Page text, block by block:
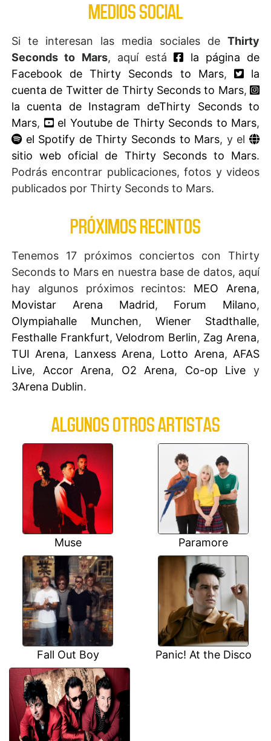
MEDIOS SOCIAL
Si te interesan las media sociales de Thirty
Seconds to Mars, aquí está
la página de
Facebook de Thirty Seconds to Mars,
la
cuenta de Twitter de Thirty Seconds to Mars,
la cuenta de Instagram deThirty Seconds to
Mars, el Youtube de Thirty Seconds to Mars,
el Spotify de Thirty Seconds to Mars, y el
sitio web oficial de Thirty Seconds to Mars.
Podrás encontrar publicaciones, fotos y videos
publicados por Thirty Seconds to Mars.
PRÓXIMOS RECINTOS
Tenemos 17 próximos conciertos con Thirty
Seconds to Mars en nuestra base de datos, aquí
hay algunos próximos recintos: MEO Arena,
Movistar Arena Madrid, Forum Milano,
Olympiahalle Munchen, Wiener Stadthalle,
Festhalle Frankfurt,Velodrom Berlin, Zag Arena,
TUI Arena, Lanxess Arena, Lotto Arena, AFAS
Live, Accor Arena, O2 Arena, Co-op Live y
3Arena Dublin.
ALGUNOS OTROS ARTISTAS
Muse Paramore
Fall Out Boy Panic! At the Disco